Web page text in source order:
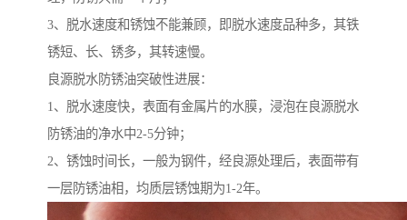
3、脱水速度和锈蚀不能兼顾，即脱水速度品种多，其铁
锈短、长、锈多，其转速慢。
良源脱水防锈油突破性进展：
1、脱水速度快，表面有金属片的水膜，浸泡在良源脱水
防锈油的净水中2-5分钟；
2、锈蚀时间长，一般为钢件，经良源处理后，表面带有
一层防锈油相，均质层锈蚀期为1-2年。